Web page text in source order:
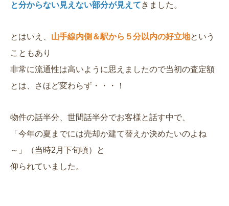
と分からない見えない部分が見えてきました。
とはいえ、 山手線内側＆駅から５分以内の好立地という
こともあり
非常に流通性は高いように思えましたので当初の査定額
とは、さほど変わらず・・・！
物件の話半分、世間話半分でお客様と話す中で、
「今年の夏までには売却か建て替えか決めたいのよね
～」（当時2月下旬頃）と
仰られていました。